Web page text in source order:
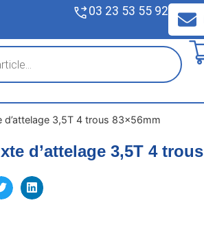
03 23 53 55 92
d’attelage 3,5T 4 trous 83x56mm
d’attelage 3,5T 4 trous